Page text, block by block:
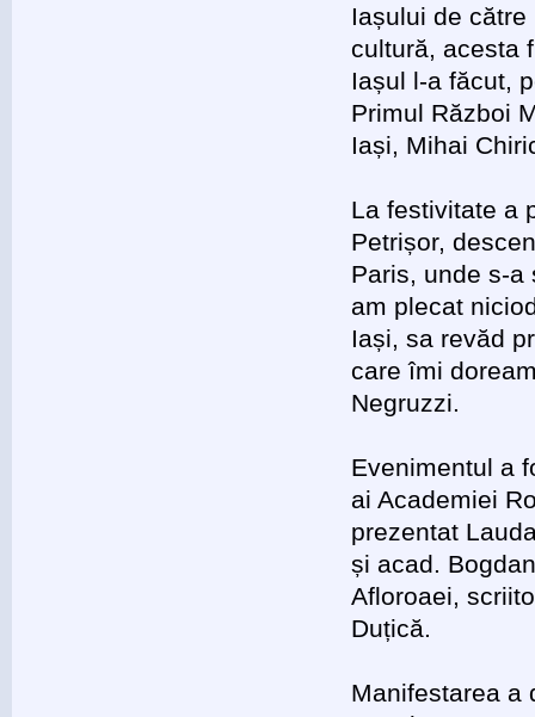
Iașului de
cultură, acesta
Iașul l-a făcut,
Primul Război
Iași, Mihai
La festivitate a
Petrișor,
Paris, unde s-a
am plecat
Iași, sa revăd
care îmi
Negruzzi.
Evenimentul a
ai Academiei
prezentat
și acad.
Afloroaei,
Duțică.
Manifestarea a